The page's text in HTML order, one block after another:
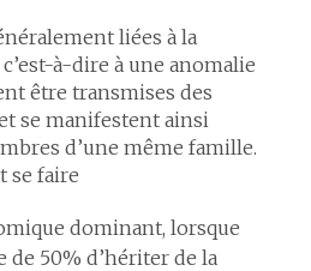
liées à la
à-dire à une anomalie
être transmises des
se manifestent ainsi
d’une même famille.
se faire
dominant, lorsque
de 50% d’hériter de la